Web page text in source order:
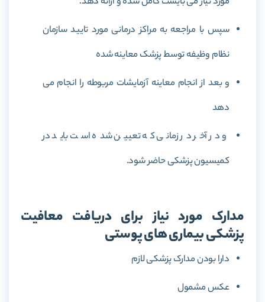
سپس با مراجعه به مراکز درمانی مورد تایید سازمان
نظام وظیفه توسط پزشک معاینه شده
و بعد از انجام معاینه آزمایشات مربوطه را انجام می
دهد
و در آخر در زمانی که تعیین شده است باید در
کمیسیون پزشکی حاضر شود.
مدارک مورد نیاز برای دریافت معافیت
پزشکی بیماری های پوستی
دارا بودن مدارک پزشکی لازم
عکس مشمول